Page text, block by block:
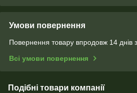
Умови повернення
Повернення товару впродовж 14 днів
Всі умови повернення
Подібні товари компанії